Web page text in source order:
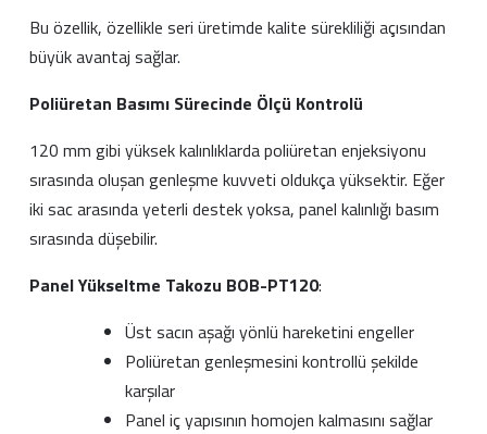
Bu özellik, özellikle seri üretimde kalite sürekliliği açısından
büyük avantaj sağlar.
Poliüretan Basımı Sürecinde Ölçü Kontrolü
120 mm gibi yüksek kalınlıklarda poliüretan enjeksiyonu
sırasında oluşan genleşme kuvveti oldukça yüksektir. Eğer
iki sac arasında yeterli destek yoksa, panel kalınlığı basım
sırasında düşebilir.
Panel Yükseltme Takozu BOB-PT120:
Üst sacın aşağı yönlü hareketini engeller
Poliüretan genleşmesini kontrollü şekilde
karşılar
Panel iç yapısının homojen kalmasını sağlar